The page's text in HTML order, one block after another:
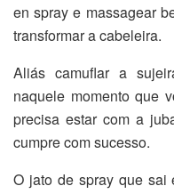
en spray e massagear
transformar a cabeleira.
Aliás camuflar a
naquele momento que
precisa estar com a
cumpre com sucesso.
O jato de spray que sai